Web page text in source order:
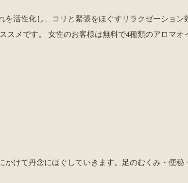
活性化し、コリと緊張をほぐすリラクゼーショ
スメです。 女性のお客様は無料で4種類のアロマ
けて丹念にほぐしていきます。足のむくみ・便